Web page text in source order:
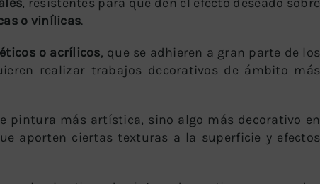
o vinílicas.
o acrílicos, que se adhieren a gran parte de los
realizar trabajos decorativos de ámbito más
pintura más artística, sino algo más decorativo en
aporten ciertas texturas a la superficie y efectos